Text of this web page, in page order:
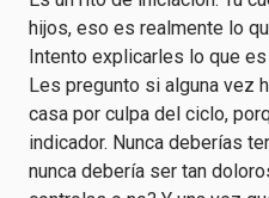
hijos, eso es realmente lo
Intento explicarles lo que
Les pregunto si alguna vez
casa por culpa del ciclo,
indicador. Nunca deberías
nunca debería ser tan